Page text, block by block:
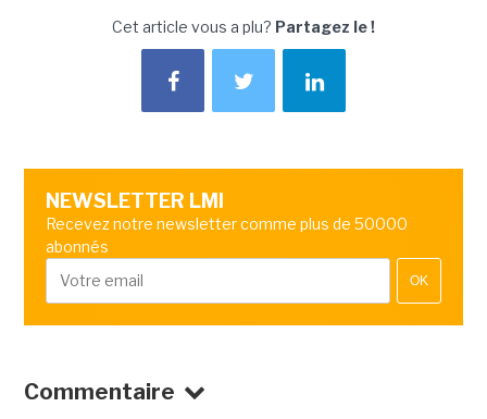
Cet article vous a plu? Partagez le !
NEWSLETTER LMI
Recevez notre newsletter comme plus de 50000
abonnés
OK
Commentaire